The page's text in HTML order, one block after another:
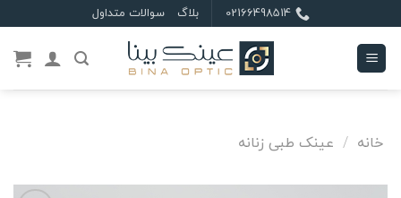
to
content
02166498514 بلاگ سوالات متداول
خانه / عینک طبی زنانه